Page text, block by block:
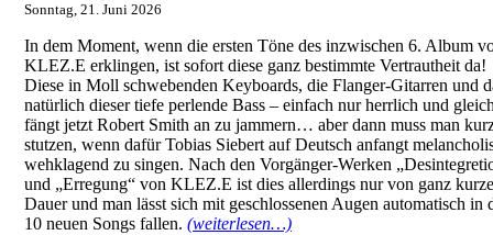
Sonntag, 21. Juni 2026
In dem Moment, wenn die ersten Töne des inzwischen 6. Album
KLEZ.E erklingen, ist sofort diese ganz bestimmte Vertrautheit da!
Diese in Moll schwebenden Keyboards, die Flanger-Gitarren und
natürlich dieser tiefe perlende Bass – einfach nur herrlich und
fängt jetzt Robert Smith an zu jammern… aber dann muss man
stutzen, wenn dafür Tobias Siebert auf Deutsch anfangt
wehklagend zu singen. Nach den Vorgänger-Werken
und „Erregung“ von KLEZ.E ist dies allerdings nur von ganz
Dauer und man lässt sich mit geschlossenen Augen automatisch in
10 neuen Songs fallen. (weiterlesen…)